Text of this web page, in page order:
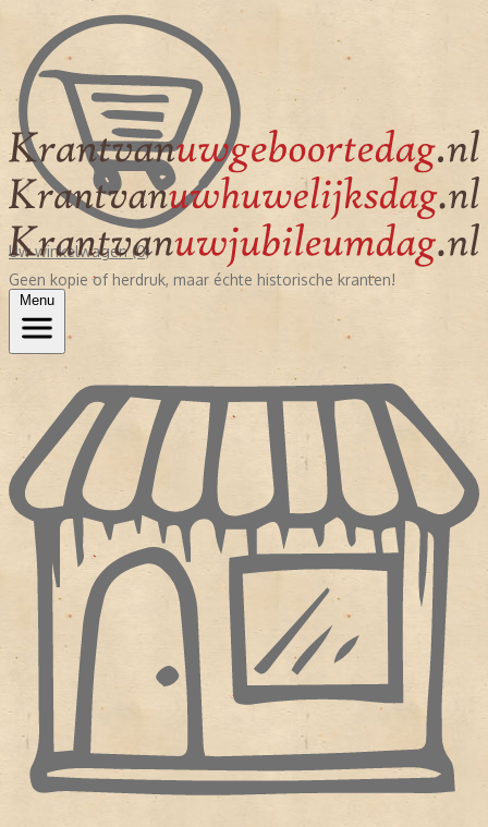
Uw winkelwagen (0)
Geen kopie of herdruk, maar échte historische kranten!
Menu